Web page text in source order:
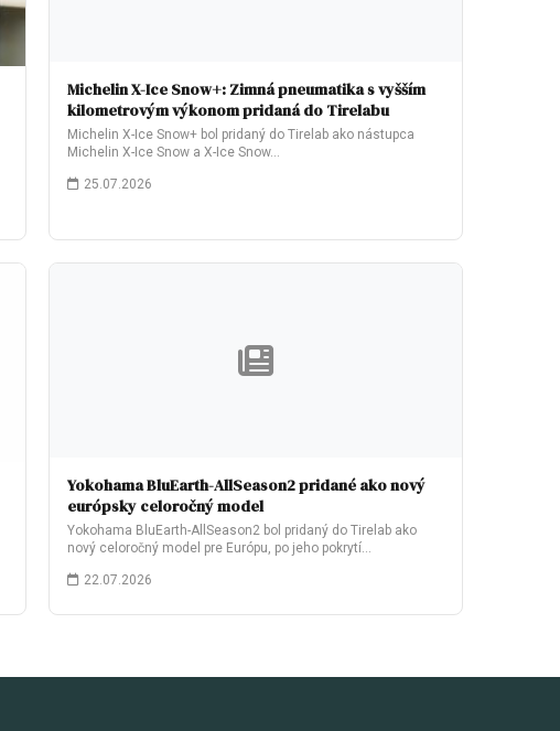
Michelin X-Ice Snow+: Zimná pneumatika s vyšším
kilometrovým výkonom pridaná do Tirelabu
Michelin X-Ice Snow+ bol pridaný do Tirelab ako nástupca
Michelin X-Ice Snow a X-Ice Snow…
25.07.2026
Yokohama BluEarth-AllSeason2 pridané ako nový
európsky celoročný model
Yokohama BluEarth-AllSeason2 bol pridaný do Tirelab ako
nový celoročný model pre Európu, po jeho pokrytí…
22.07.2026